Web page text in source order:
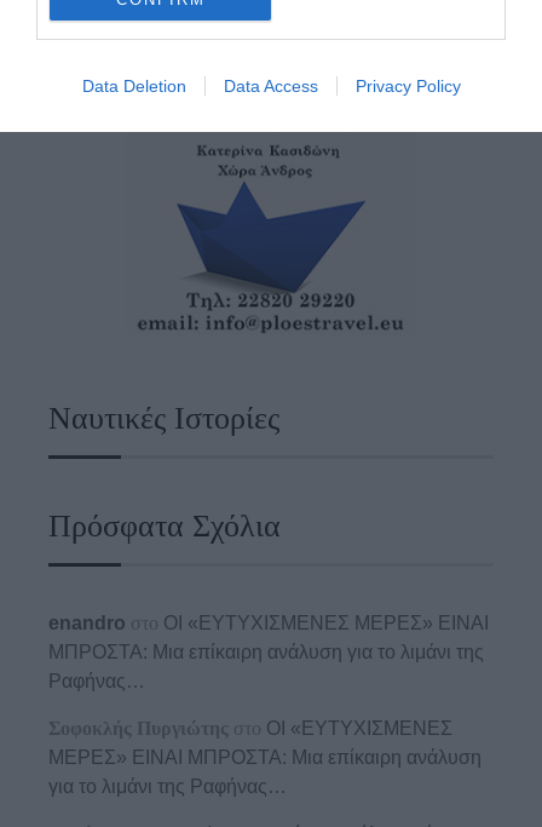
Data Deletion Data Access Privacy Policy
Ναυτικές Ιστορίες
Πρόσφατα Σχόλια
enandro στο ΟΙ «ΕΥΤΥΧΙΣΜΕΝΕΣ ΜΕΡΕΣ» ΕΙΝΑΙ
ΜΠΡΟΣΤΑ: Μια επίκαιρη ανάλυση για το λιμάνι της
Ραφήνας…
Σοφοκλής Πυργιώτης στο ΟΙ «ΕΥΤΥΧΙΣΜΕΝΕΣ
ΜΕΡΕΣ» ΕΙΝΑΙ ΜΠΡΟΣΤΑ: Μια επίκαιρη ανάλυση
για το λιμάνι της Ραφήνας…